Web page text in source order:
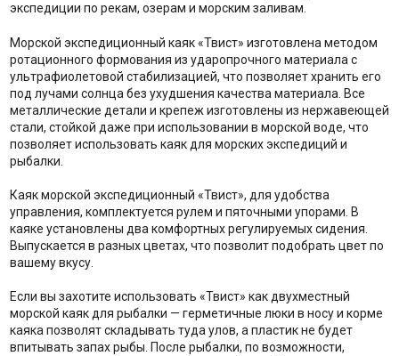
экспедиции по рекам, озерам и морским заливам.
Морской экспедиционный каяк «Твист» изготовлена методом
ротационного формования из ударопрочного материала с
ультрафиолетовой стабилизацией, что позволяет хранить его
под лучами солнца без ухудшения качества материала. Все
металлические детали и крепеж изготовлены из нержавеющей
стали, стойкой даже при использовании в морской воде, что
позволяет использовать каяк для морских экспедиций и
рыбалки.
Каяк морской экспедиционный «Твист», для удобства
управления, комплектуется рулем и пяточными упорами. В
каяке установлены два комфортных регулируемых сидения.
Выпускается в разных цветах, что позволит подобрать цвет по
вашему вкусу.
Если вы захотите использовать «Твист» как двухместный
морской каяк для рыбалки — герметичные люки в носу и корме
каяка позволят складывать туда улов, а пластик не будет
впитывать запах рыбы. После рыбалки, по возможности,